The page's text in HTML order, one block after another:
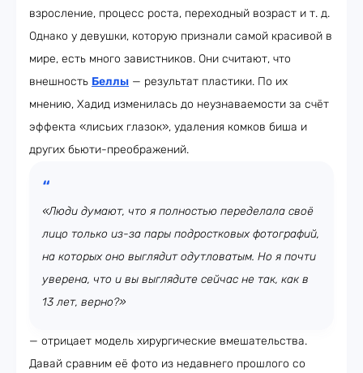
взросление, процесс роста, переходный возраст и т. д.
Однако у девушки, которую признали самой красивой в
мире, есть много завистников. Они считают, что
внешность Беллы — результат пластики. По их
мнению, Хадид изменилась до неузнаваемости за счёт
эффекта «лисьих глазок», удаления комков биша и
других бьюти-преображений.
«Люди думают, что я полностью переделала своё
лицо только из-за пары подростковых фотографий,
на которых оно выглядит одутловатым. Но я почти
уверена, что и вы выглядите сейчас не так, как в
13 лет, верно?»
— отрицает модель хирургические вмешательства.
Давай сравним её фото из недавнего прошлого со